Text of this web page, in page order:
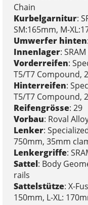
Chain
Kurbelgarnitur:
SM:165mm, M-
Umwerfer hinten
Innenlager:
Vorderreifen:
T5/T7 Compound,
Hinterreifen:
T5/T7 Compound,
Reifengrösse: 29
Vorbau: Roval
Lenker:
750mm, 35mm
Lenkergriffe:
Sattel: Body
rails
Sattelstütze: X-
150mm, L-XL: